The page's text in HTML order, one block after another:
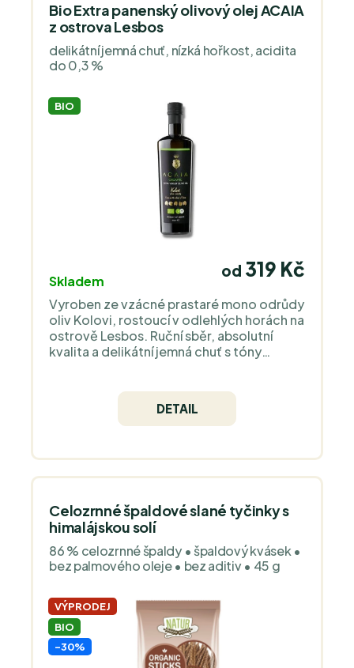
Bio Extra panenský olivový olej ACAIA
z ostrova Lesbos
delikátní jemná chuť, nízká hořkost, acidita
do 0,3 %
BIO
Skladem
od 319 Kč
Vyroben ze vzácné prastaré mono odrůdy
oliv Kolovi, rostoucí v odlehlých horách na
ostrově Lesbos. Ruční sběr, absolutní
kvalita a delikátní jemná chuť s tóny
DETAIL
Celozrnné špaldové slané tyčinky s
himalájskou solí
86 % celozrnné špaldy • špaldový kvásek •
bez palmového oleje • bez aditiv • 45 g
VÝPRODEJ
BIO
-30%